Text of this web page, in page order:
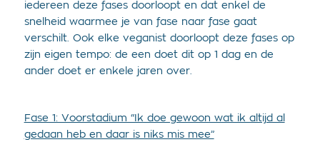
iedereen deze fases doorloopt en dat enkel de
snelheid waarmee je van fase naar fase gaat
verschilt. Ook elke veganist doorloopt deze fases op
zijn eigen tempo: de een doet dit op 1 dag en de
ander doet er enkele jaren over.
Fase 1: Voorstadium “Ik doe gewoon wat ik altijd al
gedaan heb en daar is niks mis mee”